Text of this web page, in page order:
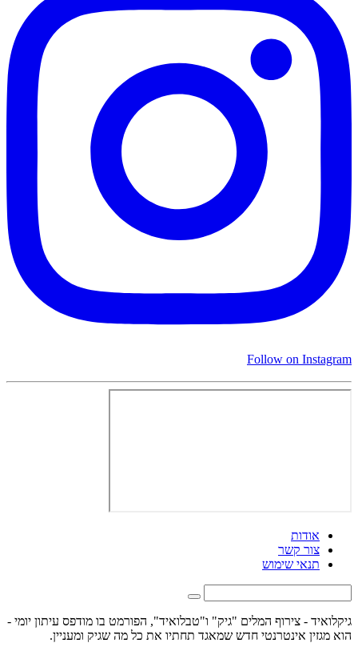
Follow on Instagram
אודות
צור קשר
תנאי שימוש
גיקלואיד - צירוף המלים "גיק" ו"טבלואיד", הפורמט בו מודפס עיתון יומי -
הוא מגזין אינטרנטי חדש שמאגד תחתיו את כל מה שגיק ומעניין.